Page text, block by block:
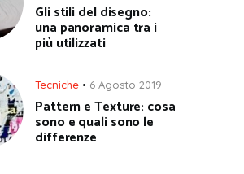
Gli stili del disegno:
una panoramica tra i
più utilizzati
Tecniche 6 Agosto 2019
Pattern e Texture: cosa
sono e quali sono le
differenze